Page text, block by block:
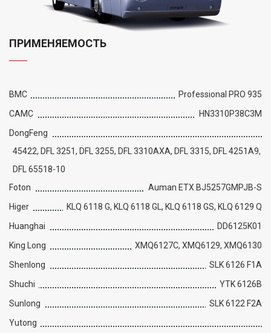
ПРИМЕНЯЕМОСТЬ
BMC
Professional PRO 935
CAMC
HN3310P38C3M
DongFeng
45422, DFL 3251, DFL 3255, DFL 3310AXA, DFL 3315, DFL 4251A9,
DFL 65518-10
Foton
Auman ETX BJ5257GMPJB-S
Higer
KLQ 6118 G, KLQ 6118 GL, KLQ 6118 GS, KLQ 6129 Q
Huanghai
DD6125K01
King Long
XMQ6127C, XMQ6129, XMQ6130
Shenlong
SLK 6126 F1A
Shuchi
YTK 6126B
Sunlong
SLK 6122 F2A
Yutong